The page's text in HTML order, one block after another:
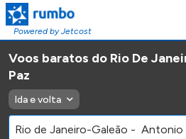
Powered by Jetcost
Voos baratos do Rio De
Paz
Ida e volta